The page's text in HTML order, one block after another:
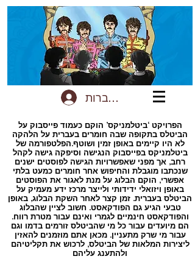
להתחברות
הפרויקט ‘ביטלמניקס’ הוקם כעמוד פייסבוק על
הביטלס בתקופה שבה חומרים בעברית על הלהקה
לא היו קיימים באופן זמין ושוטף.הפלטפורמה של
ביטלמניקס בפייסבוק הנגישה וסיפקה גישה לקהל
רחב, אך מפני שאפשרויות הגישה לפוסטים ישנים
שנכתבו מוגבלת והחיפוש אחר חומרים כמעט בלתי
אפשרי, הוקם הבלוג על מנת לאגור את הפוסטים
באופן ויזואלי ידידותי ולייצר מרכז ידע מעמיק על
הביטלס בעברית. זמן קצר לאחר השקת הבלוג, באופן
טבעי הגיע גם הפודקאסט. חשוב לציין שהבלוג
והפודקאסט חינמיים לגמרי ואינם עבור מטרת רווח.
הם מיועדים עבור כל מי שהביטלס זורמים בדמו וגם
עבור מי שרק מתעניין. מכאן אתם מוזמנים להאזין
ליצירות המלאות של הביטלס, לרכוש את תקליטיהם
ולהתענג עליהם